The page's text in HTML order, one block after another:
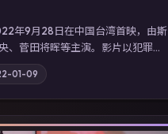
年9月28日在中国台湾首映，由斯
、菅田将晖等主演。影片以犯罪为
跨国灰色产业链；摄影与配乐强化
产免费观看高清电视剧在线看」延
高清在线追剧体验。
01-09